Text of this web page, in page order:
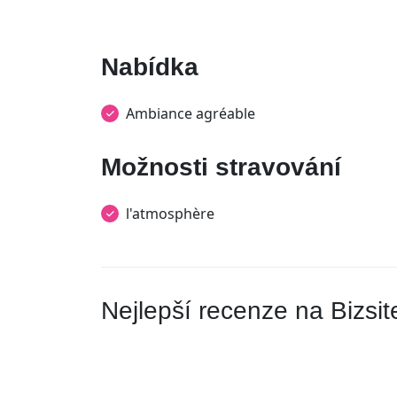
Nabídka
Ambiance agréable
Možnosti stravování
l'atmosphère
Nejlepší recenze na